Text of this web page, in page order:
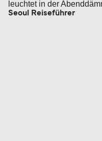
Seoul Reiseführer